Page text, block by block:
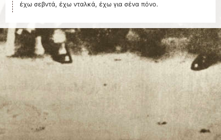
έχω σεβντά, έχω νταλκά, έχω για σένα πόνο.